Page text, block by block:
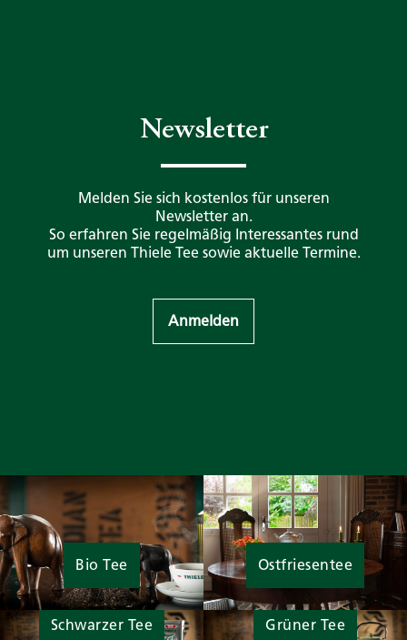
Newsletter
Melden Sie sich kostenlos für unseren
Newsletter an.
So erfahren Sie regelmäßig Interessantes rund
um unseren Thiele Tee sowie aktuelle Termine.
Anmelden
Bio Tee Ostfriesentee
Schwarzer Tee Grüner Tee